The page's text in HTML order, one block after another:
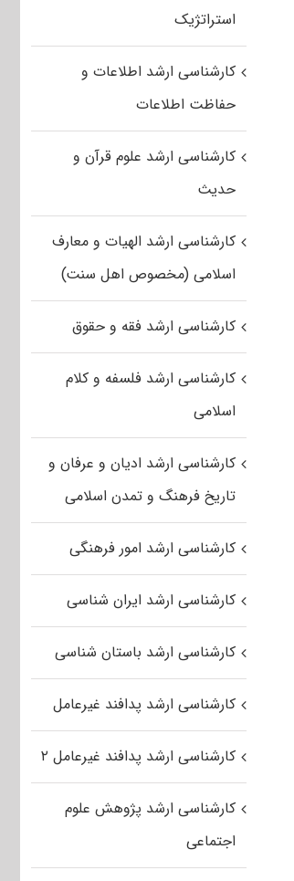
استراتژیک
کارشناسی ارشد اطلاعات و
حفاظت اطلاعات
کارشناسی ارشد علوم قرآن و
حدیث
کارشناسی ارشد الهیات و معارف
اسلامی (مخصوص اهل سنت)
کارشناسی ارشد فقه و حقوق
کارشناسی ارشد فلسفه و کلام
اسلامی
کارشناسی ارشد ادیان و عرفان و
تاریخ فرهنگ و تمدن اسلامی
کارشناسی ارشد امور فرهنگی
کارشناسی ارشد ایران شناسی
کارشناسی ارشد باستان شناسی
کارشناسی ارشد پدافند غیرعامل
کارشناسی ارشد پدافند غیرعامل ۲
کارشناسی ارشد پژوهش علوم
اجتماعی